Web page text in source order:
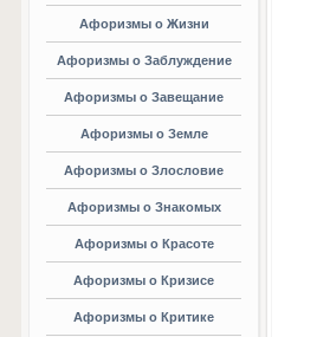
Афоризмы о Жизни
Афоризмы о Заблуждение
Афоризмы о Завещание
Афоризмы о Земле
Афоризмы о Злословие
Афоризмы о Знакомых
Афоризмы о Красоте
Афоризмы о Кризисе
Афоризмы о Критике